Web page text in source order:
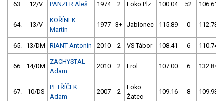
63. 12/V PANZER Aleš 1974 2 Loko Plz 100.04 52 106.61
64. 13/V
KOŘÍNEK
Martin
1977 3+ Jablonec 115.89 0 112.73
65. 13/DM RIANT Antonín 2010 2 VS Tábor 108.41 6 110.74
66. 14/DM
ZACHYSTAL
Adam
2010 2 Frol 107.00 6 132.84
67. 10/DS
PETŘÍČEK
Adam
2007 2
Loko
Žatec
109.16 8 109.93